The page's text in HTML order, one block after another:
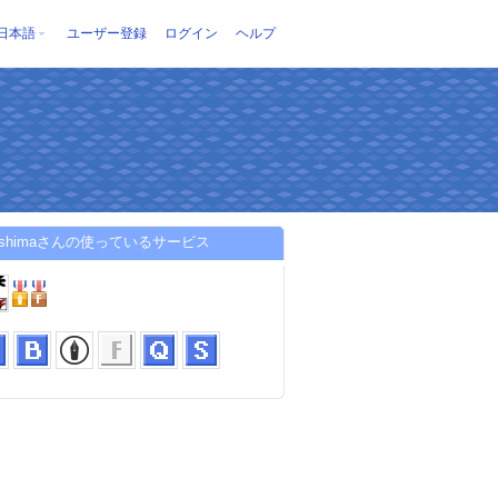
本語 ユーザー登録 ログイン ヘルプ
さんの使っているサービス